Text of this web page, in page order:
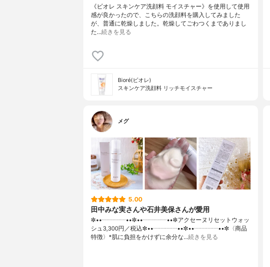
《ビオレ スキンケア洗顔料 モイスチャー》を使用して使用
感が良かったので、こちらの洗顔料を購入してみました
が、普通に乾燥しました。乾燥してごわつくまでありまし
た…続きを見る
Bioré(ビオレ)
スキンケア洗顔料 リッチモイスチャー
メグ
5.00
田中みな実さんや石井美保さんが愛用
✼••┈┈┈┈••✼••┈┈┈┈••✼アクセーヌリセットウォッ
シュ3,300円／税込✼••┈┈┈┈••✼••┈┈┈┈••✼〈商品
特徴〉*肌に負担をかけずに余分な…続きを見る